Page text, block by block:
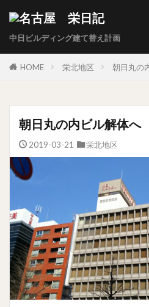
中日ビルディング建て替え計画
HOME 栄北地区 朝日丸の
朝日丸の内ビル解体へ
2019-03-21 栄北地区